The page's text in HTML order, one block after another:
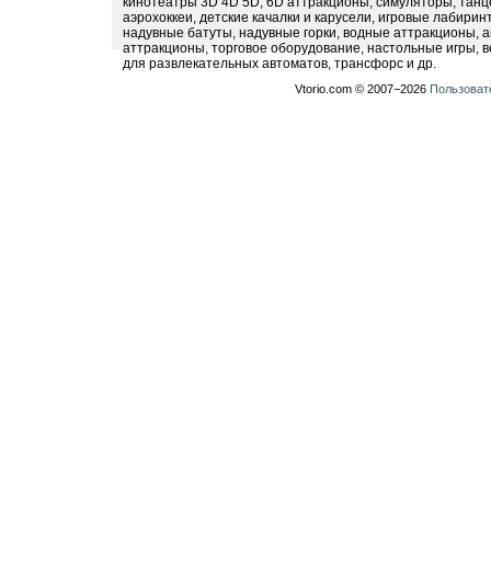
аэрохоккеи, детские качалки и карусели, игровые
надувные батуты, надувные горки, водные
аттракционы, торговое оборудование, настольные игры,
для развлекательных автоматов, трансфорс и др.
Vtorio.com © 2007−2026